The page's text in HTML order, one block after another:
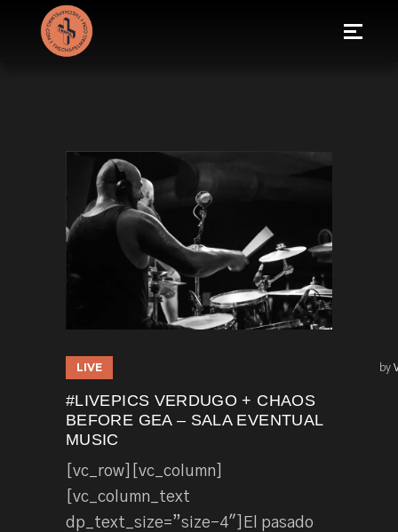
LIVE by
#LIVEPICS VERDUGO + CHAOS
BEFORE GEA – SALA EVENTUAL
MUSIC
[vc_row][vc_column]
[vc_column_text
dp_text_size=”size-4″]El pasado